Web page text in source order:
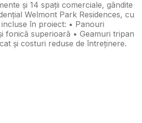
și 14 spații comerciale, gândite
Welmont Park Residences, cu
în proiect: • Panouri
fonică superioară • Geamuri tripan
și costuri reduse de întreținere.